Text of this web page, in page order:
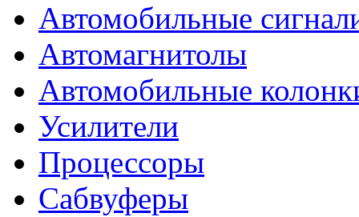
Автомобильные
Автомагнитолы
Автомобильные
Усилители
Процессоры
Сабвуферы